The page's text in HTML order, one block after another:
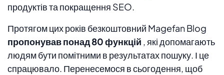
продуктів та покращення SEO.
Протягом цих років безкоштовний Magefan Blog
пропонував понад 80 функцій , які допомагають
людям бути помітними в результатах пошуку. І це
спрацювало. Перенесемося в сьогодення, щоб